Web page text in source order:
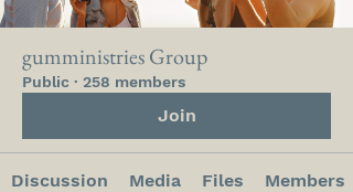
gumministries Group
Public · 258 members
Join
Discussion Media Files Members